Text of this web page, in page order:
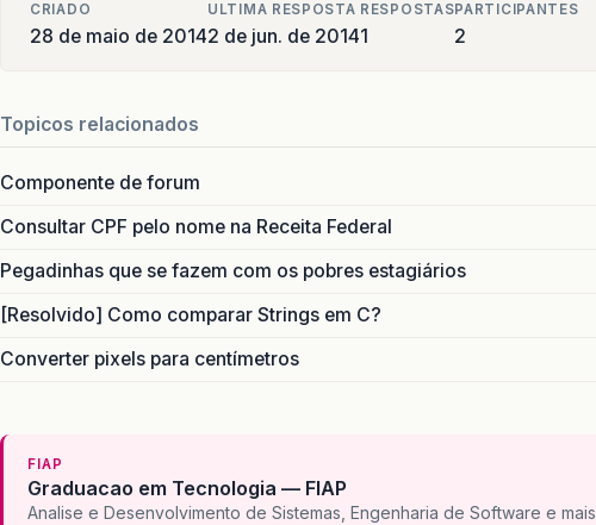
CRIADO
28 de maio de 2014
ULTIMA RESPOSTA
2 de jun. de 2014
RESPOSTAS
1
PARTICIPANTES
2
Topicos relacionados
Componente de forum
Consultar CPF pelo nome na Receita Federal
Pegadinhas que se fazem com os pobres estagiários
[Resolvido] Como comparar Strings em C?
Converter pixels para centímetros
FIAP
Graduacao em Tecnologia — FIAP
Analise e Desenvolvimento de Sistemas, Engenharia de Software e mais